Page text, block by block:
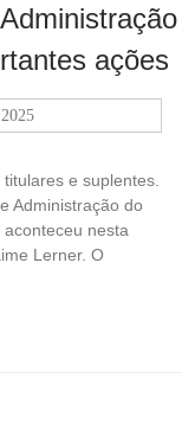
ações
e suplentes.
Administração do
nesta
Lerner. O